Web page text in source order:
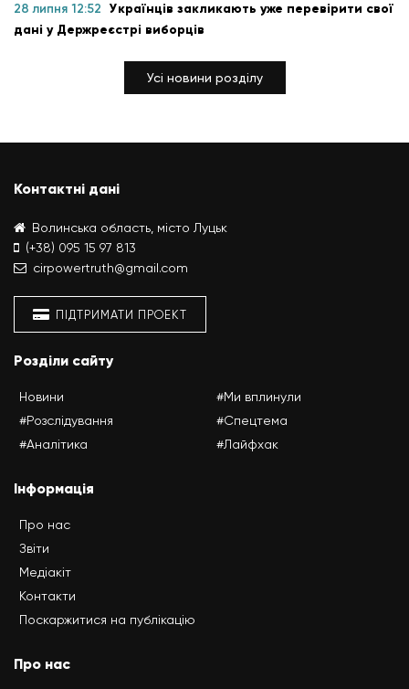
28 липня 12:52 Українців закликають уже перевірити свої
дані у Держреєстрі виборців
Усі новини розділу
Контактні дані
Волинська область, місто Луцьк
(+38) 095 15 97 813
cirpowertruth@gmail.com
ПІДТРИМАТИ ПРОЕКТ
Розділи сайту
Новини
#Розслідування
#Аналітика
#Ми вплинули
#Спецтема
#Лайфхак
Інформація
Про нас
Звіти
Медіакіт
Контакти
Поскаржитися на публікацію
Про нас